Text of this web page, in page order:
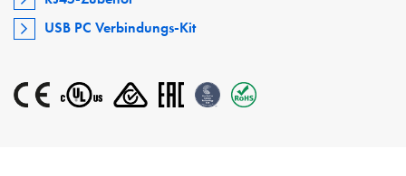
USB PC Verbindungs-Kit